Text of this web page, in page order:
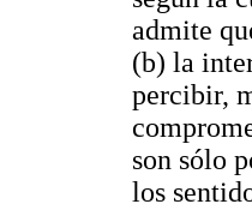
admite
(b) la
percibir,
son sólo
los